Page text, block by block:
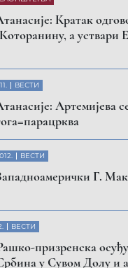
Обавештење
код Призрена